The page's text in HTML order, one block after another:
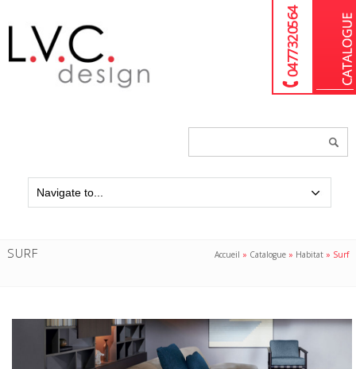
04 77 32 05 64
SURF Accueil » Catalogue » Habitat » Surf